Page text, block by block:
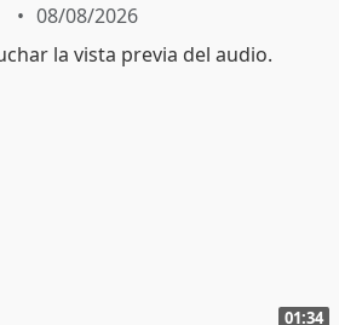
08/08/2026
01:34